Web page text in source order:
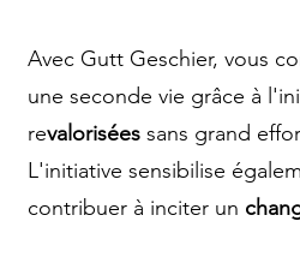
Avec Gutt Geschier, vous
une seconde vie grâce à
revalorisées sans grand
L'initiative sensibilise
contribuer à inciter un